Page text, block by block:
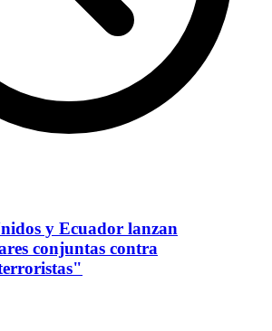
y Ecuador lanzan
conjuntas contra